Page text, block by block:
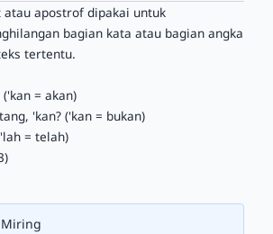
atau apostrof dipakai untuk
bagian kata atau bagian angka
tertentu.
= akan)
'kan? ('kan = bukan)
= telah)